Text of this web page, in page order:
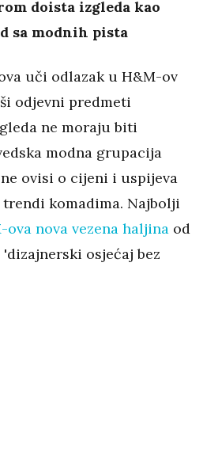
doista izgleda kao
sa modnih pista
uči odlazak u H&M-ov
odjevni predmeti
ne moraju biti
modna grupacija
ovisi o cijeni i uspijeva
komadima. Najbolji
ova nova vezena haljina od
osjećaj bez